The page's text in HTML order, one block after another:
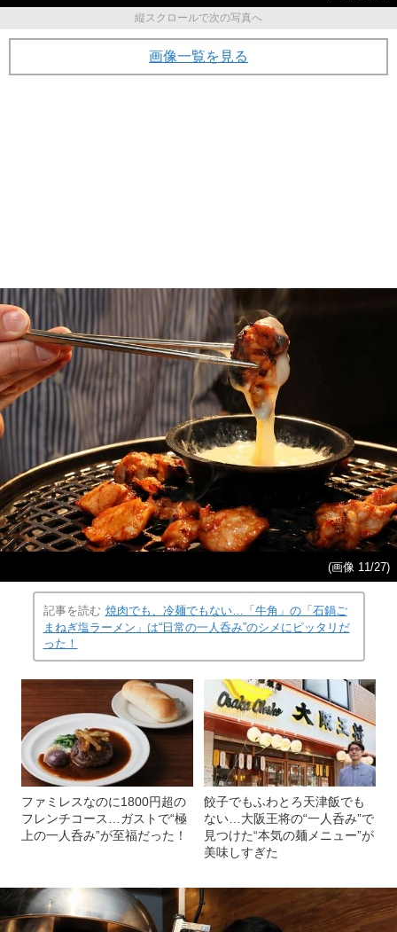
縦スクロールで次の写真へ
画像一覧を見る
(画像 11/27)
記事を読む 焼肉でも、冷麺でもない…「牛角」の「石鍋ご
まねぎ塩ラーメン」は“日常の一人呑み”のシメにピッタリだ
った！
ファミレスなのに1800円超の
フレンチコース…ガストで“極
上の一人呑み”が至福だった！
餃子でもふわとろ天津飯でも
ない…大阪王将の“一人呑み”で
見つけた“本気の麺メニュー”が
美味しすぎた